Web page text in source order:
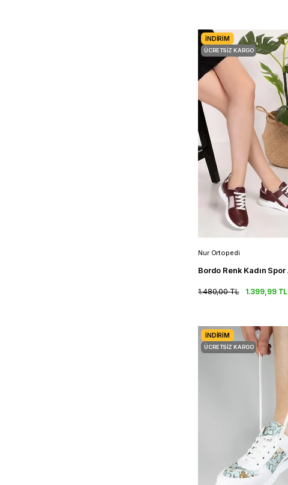
Nur Ortopedi
1.399,99 TL
1.480,00 TL
İNDIRIM
ÜCRETSIZ KARGO
İNDIRIM
ÜCRETSIZ KARGO